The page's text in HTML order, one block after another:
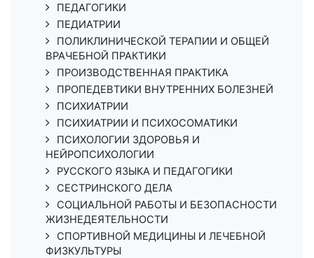
ПЕДАГОГИКИ
ПЕДИАТРИИ
ПОЛИКЛИНИЧЕСКОЙ ТЕРАПИИ И ОБЩЕЙ
ВРАЧЕБНОЙ ПРАКТИКИ
ПРОИЗВОДСТВЕННАЯ ПРАКТИКА
ПРОПЕДЕВТИКИ ВНУТРЕННИХ БОЛЕЗНЕЙ
ПСИХИАТРИИ
ПСИХИАТРИИ И ПСИХОСОМАТИКИ
ПСИХОЛОГИИ ЗДОРОВЬЯ И
НЕЙРОПСИХОЛОГИИ
РУССКОГО ЯЗЫКА И ПЕДАГОГИКИ
СЕСТРИНСКОГО ДЕЛА
СОЦИАЛЬНОЙ РАБОТЫ И БЕЗОПАСНОСТИ
ЖИЗНЕДЕЯТЕЛЬНОСТИ
СПОРТИВНОЙ МЕДИЦИНЫ И ЛЕЧЕБНОЙ
ФИЗКУЛЬТУРЫ